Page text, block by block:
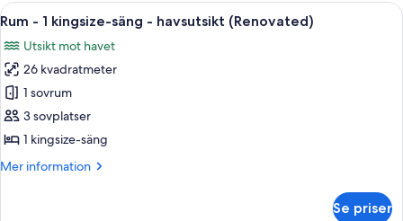
dubbelsängar
havsutsikt
(Renovated)
Öppna
alla
foton
för
Rum
-
1
säng
En balkong med ett böjt räcke, ett
6
Rum - 1 kingsize-säng - havsutsikt (Renovated)
Utsikt mot havet
26 kvadratmeter
1 sovrum
3 sovplatser
1 kingsize-säng
Mer information
Mer
Se priser